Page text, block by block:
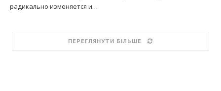
радикально изменяется и…
ПЕРЕГЛЯНУТИ БІЛЬШЕ